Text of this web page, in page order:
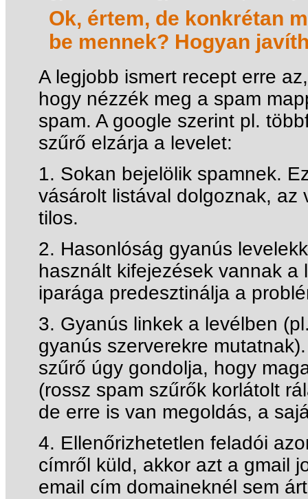
Ok, értem, de konkrétan
be mennek? Hogyan
A legjobb ismert recept erre
hogy nézzék meg a spam
spam. A google szerint pl.
szűrő elzárja a levelet:
1. Sokan bejelölik spamnek.
vásárolt listával dolgoznak, az
tilos.
2. Hasonlóság gyanús
használt kifejezések vannak
iparága predesztinálja a
3. Gyanús linkek a levélben
gyanús szerverekre
szűrő úgy gondolja, hogy
(rossz spam szűrők korlátolt
de erre is van megoldás, a
4. Ellenőrizhetetlen feladói
címről küld, akkor azt a gmail
email cím domaineknél sem